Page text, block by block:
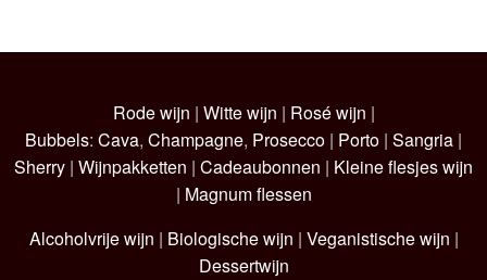
Rode wijn | Witte wijn | Rosé wijn |
Bubbels: Cava, Champagne, Prosecco | Porto | Sangria |
Sherry | Wijnpakketten | Cadeaubonnen | Kleine flesjes wijn
| Magnum flessen
Alcoholvrije wijn | Biologische wijn | Veganistische wijn |
Dessertwijn